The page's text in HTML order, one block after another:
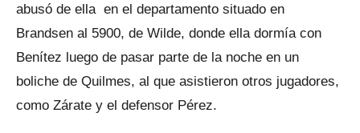
abusó de ella en el departamento situado en
Brandsen al 5900, de Wilde, donde ella dormía con
Benítez luego de pasar parte de la noche en un
boliche de Quilmes, al que asistieron otros jugadores,
como Zárate y el defensor Pérez.